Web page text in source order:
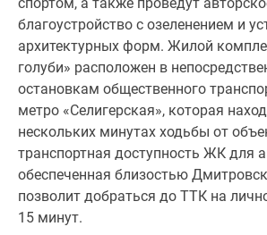
благоустройство с озеленением и
архитектурных форм. Жилой
голуби» расположен в
остановкам общественного
метро «Селигерская», которая
нескольких минутах ходьбы от
транспортная доступность ЖК для
обеспеченная близостью
позволит добраться до ТТК на
15 минут.